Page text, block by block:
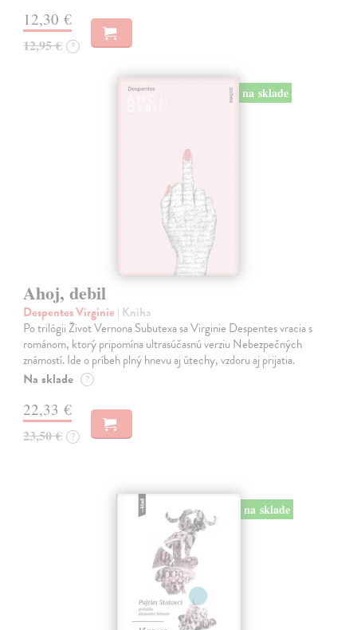
12,30 €
12,95 € ?
na sklade
Ahoj, debil
Despentes Virginie | Kniha
Po trilógii Život Vernona Subutexa sa Virginie Despentes vracia s
románom, ktorý pripomína ultrasúčasnú verziu Nebezpečných
známostí. Ide o príbeh plný hnevu aj útechy, vzdoru aj prijatia.
Na sklade ?
22,33 €
23,50 € ?
na sklade